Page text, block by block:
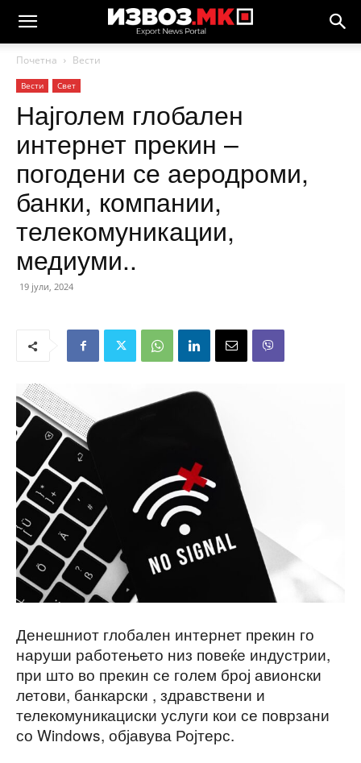
Почетна Вести
Вести Свет
Најголем глобален
интернет прекин –
погодени се аеродроми,
банки, компании,
телекомуникации,
медиуми..
19 јули, 2024
Денешниот глобален интернет прекин го
наруши работењето низ повеќе индустрии,
при што во прекин се голем број авионски
летови, банкарски , здравствени и
телекомуникациски услуги кои се поврзани
со Windows, објавува Ројтерс.